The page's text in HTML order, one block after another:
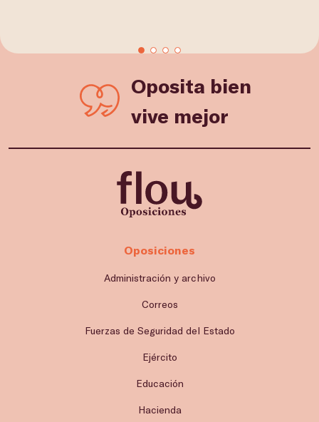
Oposita bien
vive mejor
Oposiciones
Administración y archivo
Correos
Fuerzas de Seguridad del Estado
Ejército
Educación
Hacienda